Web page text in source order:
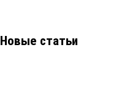
Новые статьи